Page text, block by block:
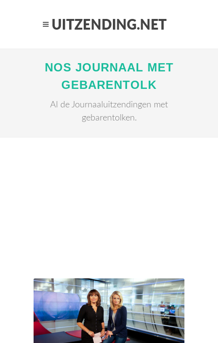
NOS JOURNAAL MET
GEBARENTOLK
Al de Journaaluitzendingen met
gebarentolken.